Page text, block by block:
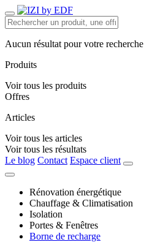
Aucun résultat pour votre recherche
Produits
Voir tous les produits
Offres
Articles
Voir tous les articles
Voir tous les résultats
Le blog Contact Espace client
Rénovation énergétique
Chauffage & Climatisation
Isolation
Portes & Fenêtres
Borne de recharge